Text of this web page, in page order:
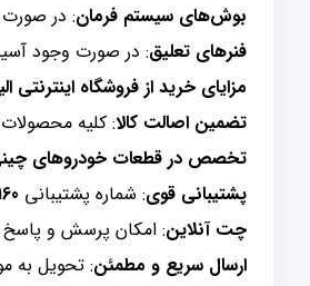
بوش‌های سیستم فرمان: در
فنرهای تعلیق: در صورت وجود
مزایای خرید از فروشگاه اینترنتی
تضمین اصالت کالا: کلیه
تخصص در قطعات خودروهای
پشتیبانی قوی: شماره پشتیبانی
چت آنلاین: امکان پرسش و
ارسال سریع و مطمئن: تحویل به